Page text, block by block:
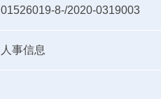
01526019-8-/2020-0319003
人事信息